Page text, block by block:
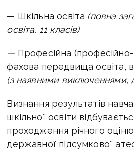
— Шкільна освіта (повна
освіта, 11 класів)
— Професійна (професійно-
фахова передвища освіта,
(з наявними виключеннями,
Визнання результатів
шкільної освіти
проходження річного
державної підсумкової